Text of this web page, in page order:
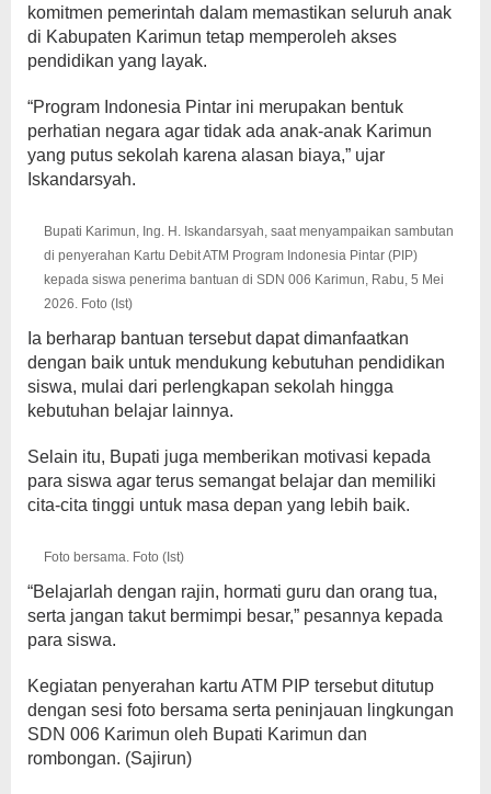
komitmen pemerintah dalam memastikan seluruh anak
di Kabupaten Karimun tetap memperoleh akses
pendidikan yang layak.
“Program Indonesia Pintar ini merupakan bentuk
perhatian negara agar tidak ada anak-anak Karimun
yang putus sekolah karena alasan biaya,” ujar
Iskandarsyah.
Bupati Karimun, Ing. H. Iskandarsyah, saat menyampaikan sambutan
di penyerahan Kartu Debit ATM Program Indonesia Pintar (PIP)
kepada siswa penerima bantuan di SDN 006 Karimun, Rabu, 5 Mei
2026. Foto (Ist)
Ia berharap bantuan tersebut dapat dimanfaatkan
dengan baik untuk mendukung kebutuhan pendidikan
siswa, mulai dari perlengkapan sekolah hingga
kebutuhan belajar lainnya.
Selain itu, Bupati juga memberikan motivasi kepada
para siswa agar terus semangat belajar dan memiliki
cita-cita tinggi untuk masa depan yang lebih baik.
Foto bersama. Foto (Ist)
“Belajarlah dengan rajin, hormati guru dan orang tua,
serta jangan takut bermimpi besar,” pesannya kepada
para siswa.
Kegiatan penyerahan kartu ATM PIP tersebut ditutup
dengan sesi foto bersama serta peninjauan lingkungan
SDN 006 Karimun oleh Bupati Karimun dan
rombongan. (Sajirun)